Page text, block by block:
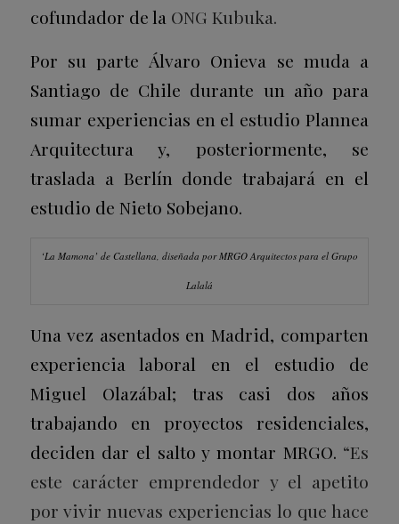
cofundador de la ONG Kubuka.
Por su parte Álvaro Onieva se muda a
Santiago de Chile durante un año para
sumar experiencias en el estudio Plannea
Arquitectura y, posteriormente, se
traslada a Berlín donde trabajará en el
estudio de Nieto Sobejano.
‘La Mamona’ de Castellana, diseñada por MRGO Arquitectos para el Grupo
Lalalá
Una vez asentados en Madrid, comparten
experiencia laboral en el estudio de
Miguel Olazábal; tras casi dos años
trabajando en proyectos residenciales,
deciden dar el salto y montar MRGO. “Es
este carácter emprendedor y el apetito
por vivir nuevas experiencias lo que hace